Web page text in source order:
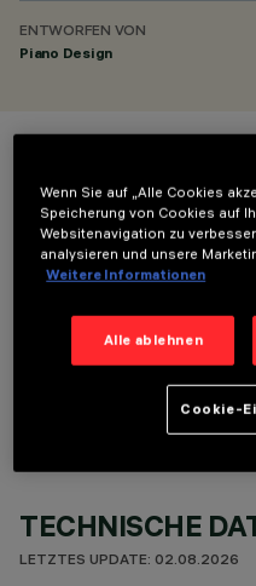
ENTWORFEN VON
Piano Design
OPTIONALE
TECHNISCHE
LETZTES UPDATE: 02.08.2026
Wenn Sie auf „Alle Cookies
Speicherung von Cookies auf
Websitenavigation zu
analysieren und unsere
Weitere Informationen
Alle ablehnen
Cookie-